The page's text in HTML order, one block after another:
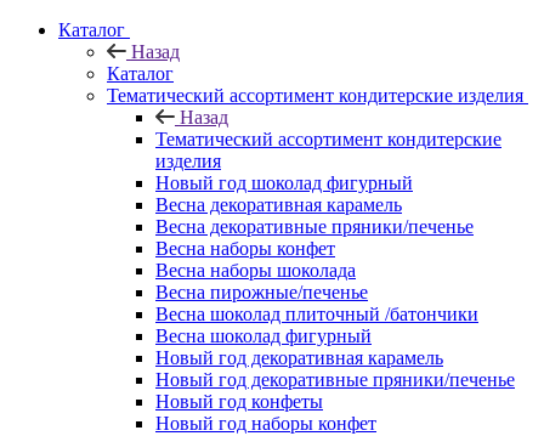
Каталог
Назад
Каталог
Тематический ассортимент кондитерские изделия
Назад
Тематический ассортимент кондитерские
изделия
Новый год шоколад фигурный
Весна декоративная карамель
Весна декоративные пряники/печенье
Весна наборы конфет
Весна наборы шоколада
Весна пирожные/печенье
Весна шоколад плиточный /батончики
Весна шоколад фигурный
Новый год декоративная карамель
Новый год декоративные пряники/печенье
Новый год конфеты
Новый год наборы конфет